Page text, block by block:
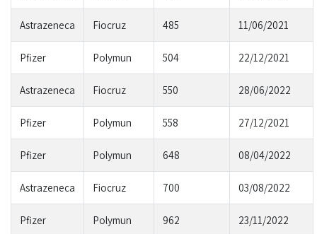
Astrazeneca Fiocruz 485 11/06/2021
Pfizer Polymun 504 22/12/2021
Astrazeneca Fiocruz 550 28/06/2022
Pfizer Polymun 558 27/12/2021
Pfizer Polymun 648 08/04/2022
Astrazeneca Fiocruz 700 03/08/2022
Pfizer Polymun 962 23/11/2022